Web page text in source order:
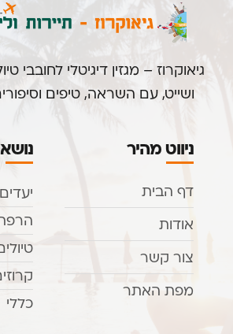
גיאוקרוז – מגזין דיגיטלי לחובבי
ושייט, עם השראה, טיפים
ניווט מהיר
דף הבית
אודות
צור קשר
מפת האתר
כללי